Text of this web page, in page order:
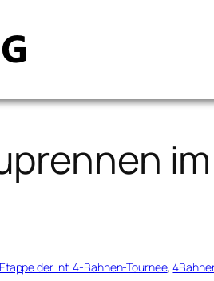
Etappe der Int. 4-Bahnen-Tournee,